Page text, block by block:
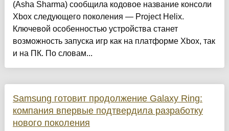
(Asha Sharma) сообщила кодовое название консоли
Xbox следующего поколения — Project Helix.
Ключевой особенностью устройства станет
возможность запуска игр как на платформе Xbox, так
и на ПК. По словам...
Samsung готовит продолжение Galaxy Ring:
компания впервые подтвердила разработку
нового поколения